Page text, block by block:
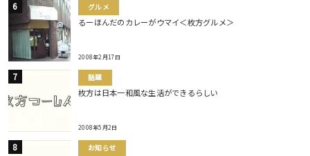
グルメ
るーほんだのカレーがウマイ＜枚方グルメ＞
2008年2月17日
話題
枚方は日本一和風な生活ができるらしい
2008年5月2日
お知らせ